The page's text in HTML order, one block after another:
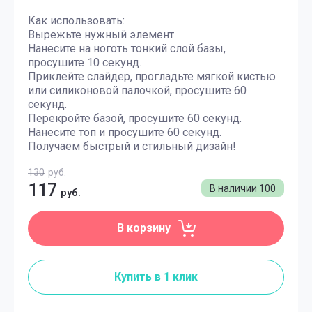
Как использовать:
Вырежьте нужный элемент.
Нанесите на ноготь тонкий слой базы,
просушите 10 секунд.
Приклейте слайдер, прогладьте мягкой кистью
или силиконовой палочкой, просушите 60
секунд.
Перекройте базой, просушите 60 секунд.
Нанесите топ и просушите 60 секунд.
Получаем быстрый и стильный дизайн!
В наличии 100
130 руб.
117 руб.
В корзину
Купить в 1 клик